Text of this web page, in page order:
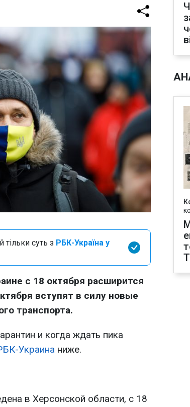
суть з РБК-Україна у
с 18 октября расширится
вступят в силу новые
транспорта.
и когда ждать пика
Украина ниже.
в Херсонской области, с 18